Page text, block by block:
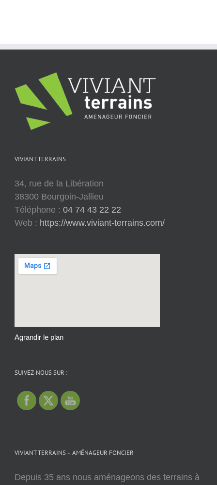
VIVIANT TERRAINS
34, rue de la Libération
38300 Bourgoin-Jallieu
Téléphone : 04 74 43 22 22
Web : https://www.viviant-terrains.com/
Agrandir le plan
SUIVEZ-NOUS SUR :
VIVIANT TERRAINS – AMÉNAGEUR FONCIER
Depuis 35 ans nous aménageons des terrains à